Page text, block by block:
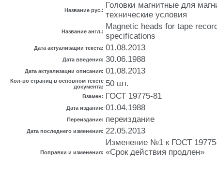
Название рус.:
Головки магнитные для
технические условия
Название англ.:
Magnetic heads for tape
specifications
Дата актуализации текста: 01.08.2013
Дата введения: 30.06.1988
Дата актуализации описания: 01.08.2013
Кол-во страниц в основном тексте
документа: 50 шт.
Взамен: ГОСТ 19775-81
Дата издания: 01.04.1988
Переиздание: переиздание
Дата последнего изменения: 22.05.2013
Поправки и изменения:
Изменение №1 к ГОСТ
«Срок действия продлен»